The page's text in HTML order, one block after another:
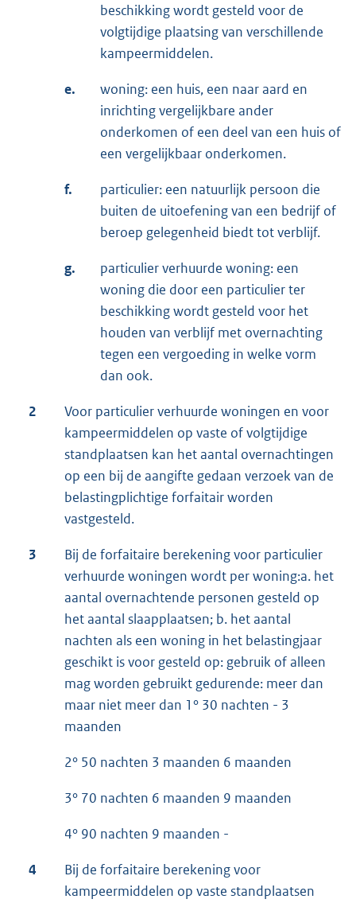
beschikking wordt gesteld voor de
volgtijdige plaatsing van verschillende
kampeermiddelen.
e.
woning: een huis, een naar aard en
inrichting vergelijkbare ander
onderkomen of een deel van een huis of
een vergelijkbaar onderkomen.
f.
particulier: een natuurlijk persoon die
buiten de uitoefening van een bedrijf of
beroep gelegenheid biedt tot verblijf.
g.
particulier verhuurde woning: een
woning die door een particulier ter
beschikking wordt gesteld voor het
houden van verblijf met overnachting
tegen een vergoeding in welke vorm
dan ook.
2
Voor particulier verhuurde woningen en voor
kampeermiddelen op vaste of volgtijdige
standplaatsen kan het aantal overnachtingen
op een bij de aangifte gedaan verzoek van de
belastingplichtige forfaitair worden
vastgesteld.
3
Bij de forfaitaire berekening voor particulier
verhuurde woningen wordt per woning:a. het
aantal overnachtende personen gesteld op
het aantal slaapplaatsen; b. het aantal
nachten als een woning in het belastingjaar
geschikt is voor gesteld op: gebruik of alleen
mag worden gebruikt gedurende: meer dan
maar niet meer dan 1° 30 nachten - 3
maanden
2° 50 nachten 3 maanden 6 maanden
3° 70 nachten 6 maanden 9 maanden
4° 90 nachten 9 maanden -
4
Bij de forfaitaire berekening voor
kampeermiddelen op vaste standplaatsen